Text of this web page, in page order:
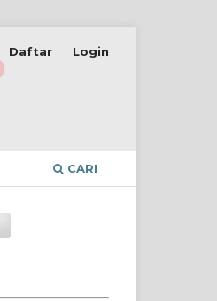
CARI
Daftar Login